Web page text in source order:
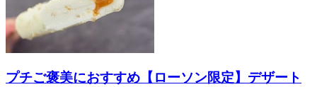
プチご褒美におすすめ【ローソン限定】デザート